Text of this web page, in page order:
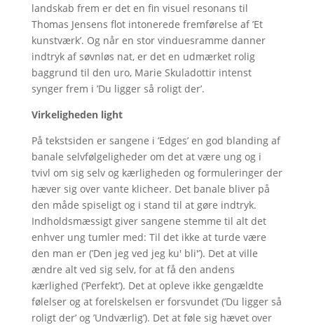
landskab frem er det en fin visuel resonans til
Thomas Jensens flot intonerede fremførelse af ’Et
kunstværk’. Og når en stor vinduesramme danner
indtryk af søvnløs nat, er det en udmærket rolig
baggrund til den uro, Marie Skuladottir intenst
synger frem i ’Du ligger så roligt der’.
Virkeligheden light
På tekstsiden er sangene i ’Edges’ en god blanding af
banale selvfølgeligheder om det at være ung og i
tvivl om sig selv og kærligheden og formuleringer der
hæver sig over vante klicheer. Det banale bliver på
den måde spiseligt og i stand til at gøre indtryk.
Indholdsmæssigt giver sangene stemme til alt det
enhver ung tumler med: Til det ikke at turde være
den man er (’Den jeg ved jeg ku' bli'’). Det at ville
ændre alt ved sig selv, for at få den andens
kærlighed (’Perfekt’). Det at opleve ikke gengældte
følelser og at forelskelsen er forsvundet (’Du ligger så
roligt der’ og ’Undværlig’). Det at føle sig hævet over